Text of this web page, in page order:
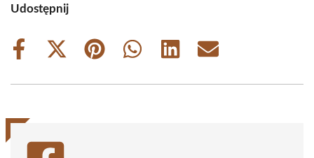
Udostępnij
Share
Share
(Twitter)
Share
Share
Share
Share